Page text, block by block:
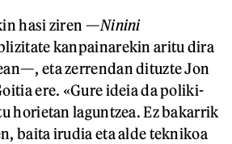
hasi ziren —Ninini
kanpainarekin aritu dira
eta zerrendan dituzte Jon
ere. «Gure ideia da poliki-
horietan laguntzea. Ez bakarrik
baita irudia eta alde teknikoa